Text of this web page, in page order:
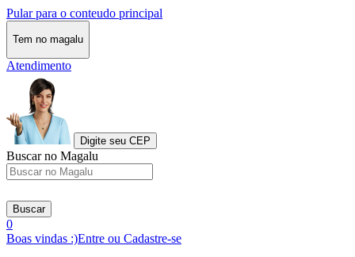
Pular para o conteudo principal
Tem no magalu
Atendimento
Digite seu CEP
Buscar no Magalu
Buscar
0
Boas vindas :)Entre ou Cadastre-se